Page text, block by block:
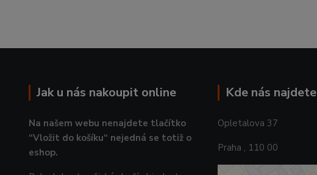
Jak u nás nakoupit online
Na našem webu nenajdete tlačítko
“Vložit do košíku“ nejedná se totiž o
eshop.
Kde nás najdete
Opletalova 37
Praha , 110 00